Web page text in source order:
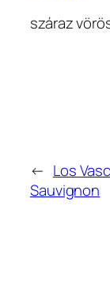
száraz
← Los
Sauvignon